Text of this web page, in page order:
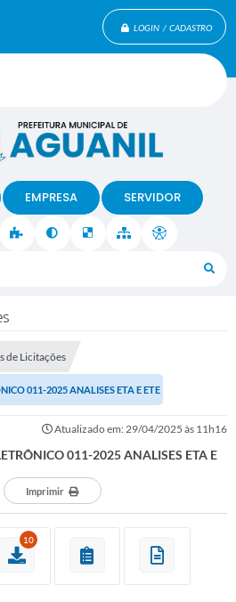
LOGIN / CADASTRO
EMPRESA SERVIDOR
de Licitações
011-2025 ANALISES ETA E ETE
Atualizado em: 29/04/2025 às 11h16
011-2025 ANALISES ETA E
Imprimir
10